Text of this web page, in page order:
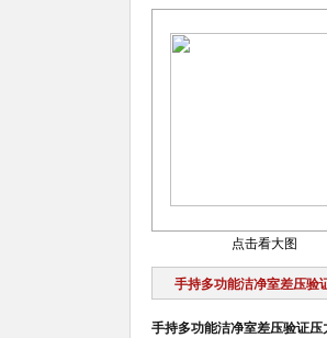
点击看大图
手持多功能洁净室差压验
手持多功能洁净室差压验证压